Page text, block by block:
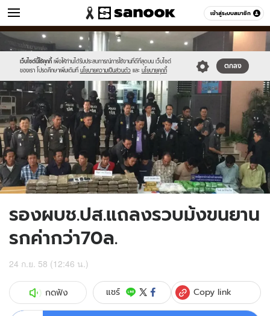
เข้าสู่ระบบสมาชิก
ข่าว หมวดอื่นๆ
เว็บไซต์นี้ใช้คุกกี้ เพื่อให้ท่านได้รับประสบการณ์การใช้งานที่ดีที่สุดบน เว็บไซต์
ของเรา โปรดศึกษาเพิ่มเติมที่ นโยบายความเป็นส่วนตัว และ นโยบายคุกกี้
ตกลง
Sanook
//s.isanook.com/sr/0/images/logo-
new-
sanook.png
600
60
//s.isanook.com/ns/0/ud/374/1871114/648048-
01.jpg
รองผบช.ปส.แถลงรวบม้งขนยาน
รกค่ากว่า70ล.
24 ก.ย. 58 (12:46 น.)
กดฟัง แชร์ Copy link